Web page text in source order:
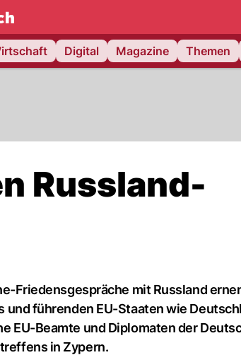
Digital Magazine Themen
Russland-
Friedensgespräche mit Russland
führenden EU-Staaten wie
EU-Beamte und Diplomaten der
in Zypern.